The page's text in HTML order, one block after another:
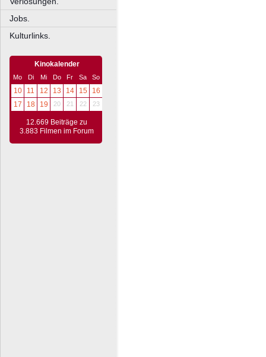
Jobs.
Kulturlinks.
Kinokalender
Mo Di Mi Do Fr Sa So
10 11 12 13 14 15
16
17
18 19 20 21 22 23
12.669 Beiträge zu
3.883 Filmen im Forum